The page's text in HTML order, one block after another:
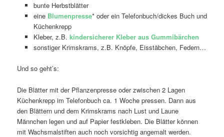
bunte Herbstblätter
eine Blumenpresse* oder ein Telefonbuch/dickes Buch und
Küchenkrepp
Kleber, z.B. kindersicherer Kleber aus Gummibärchen
sonstiger Krimskrams, z.B. Knöpfe, Eisstäbchen, Federn…
Und so geht’s:
Die Blätter mit der Pflanzenpresse oder zwischen 2 Lagen
Küchenkrepp im Telefonbuch ca. 1 Woche pressen. Dann aus
den Blättern und dem Krimskrams nach Lust und Laune
Männchen legen und auf Papier festkleben. Die Blätter können
mit Wachsmalstiften auch noch vorsichtig angemalt werden.